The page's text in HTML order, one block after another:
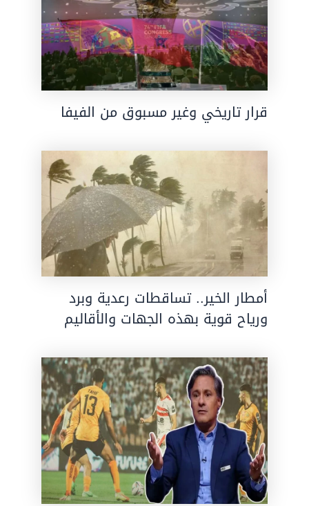
قرار تاريخي وغير مسبوق من الفيفا
أمطار الخير.. تساقطات رعدية وبرد
ورياح قوية بهذه الجهات والأقاليم